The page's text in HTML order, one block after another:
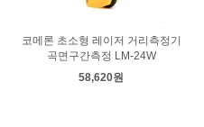
코메론 초소형 레이저 거리측정기
곡면구간측정 LM-24W
58,620원